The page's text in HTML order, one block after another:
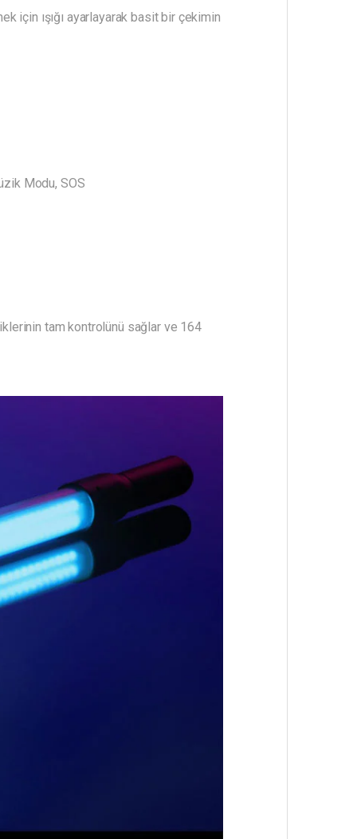
için ışığı ayarlayarak basit bir çekimin
Modu, SOS
tam kontrolünü sağlar ve 164